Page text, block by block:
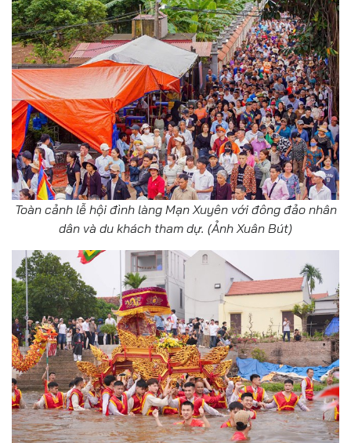
Toàn cảnh lễ hội đình làng Mạn Xuyên với đông đảo nhân
dân và du khách tham dự. (Ảnh Xuân Bút)